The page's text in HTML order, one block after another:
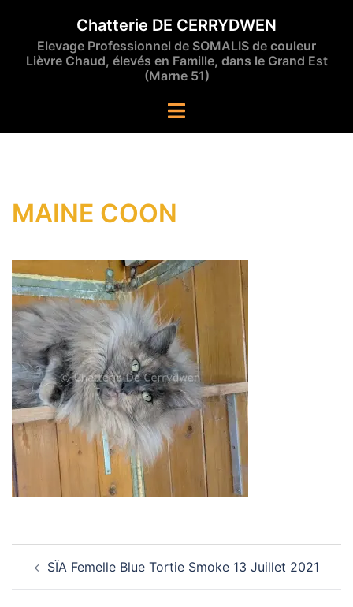
contenu
Chatterie DE CERRYDWEN
Elevage Professionnel de SOMALIS de couleur
Lièvre Chaud, élevés en Famille, dans le Grand Est
(Marne 51)
Ouvrir/fermer
MAINE COON
Navigation
d’article
SÏA Femelle Blue Tortie Smoke 13 Juillet 2021